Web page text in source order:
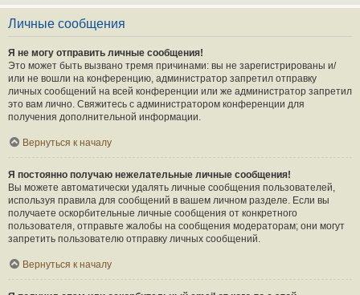
Личные сообщения
Я не могу отправить личные сообщения!
Это может быть вызвано тремя причинами: вы не зарегистрированы и/
или не вошли на конференцию, администратор запретил отправку
личных сообщений на всей конференции или же администратор запретил
это вам лично. Свяжитесь с администратором конференции для
получения дополнительной информации.
Вернуться к началу
Я постоянно получаю нежелательные личные сообщения!
Вы можете автоматически удалять личные сообщения пользователей,
используя правила для сообщений в вашем личном разделе. Если вы
получаете оскорбительные личные сообщения от конкретного
пользователя, отправьте жалобы на сообщения модераторам; они могут
запретить пользователю отправку личных сообщений.
Вернуться к началу